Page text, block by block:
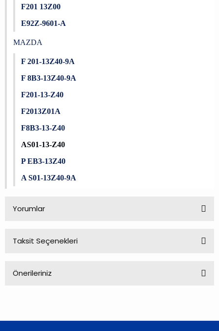
F201 13Z00
E92Z-9601-A
MAZDA
F 201-13Z40-9A
F 8B3-13Z40-9A
F201-13-Z40
F2013Z01A
F8B3-13-Z40
AS01-13-Z40
P EB3-13Z40
A S01-13Z40-9A
Yorumlar
Taksit Seçenekleri
Önerileriniz